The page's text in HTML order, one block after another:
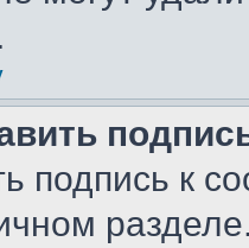
подпись к